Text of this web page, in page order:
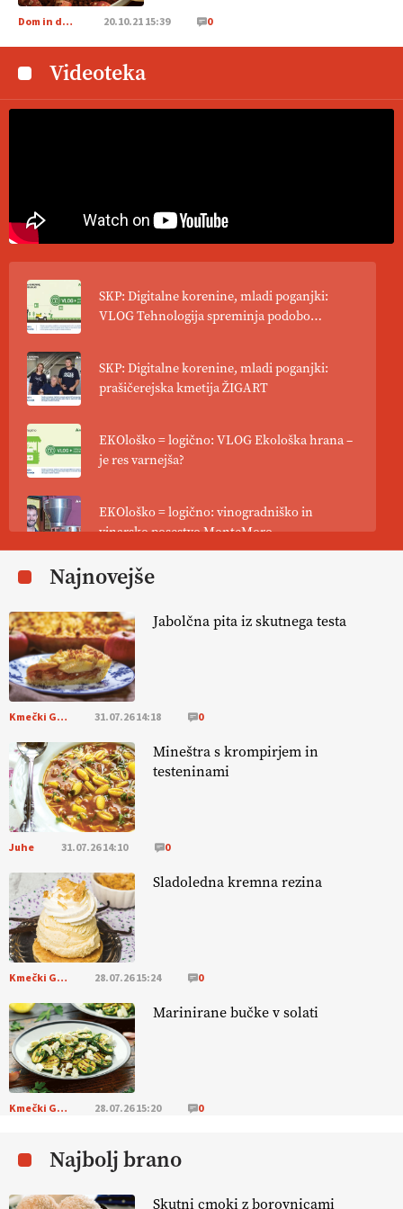
doma in v tujini
. Zato je ekološka pridelava odlična priložnost
za slovenske vinarje
. VEČ
https://t.co/XAe9EbeAbK
@EUAgri #IMCAP #CAP https://t.co/01qpoeLyNP
[EKOloško = LOGIČNO ]
Ekološka reja kokoši skrbi za
https://t.co/PX49GVsP1M @EUAgri #IMCAP #CAP
https://t.co/a1xatzEeid
Dom in družina 20.10.21 15:39 0
Videoteka
SKP: Digitalne korenine, mladi poganjki:
VLOG Tehnologija spreminja podobo
SKP: Digitalne korenine, mladi poganjki:
prašičerejska kmetija ŽIGART
EKOloško = logično: VLOG Ekološka hrana –
je res varnejša?
EKOloško = logično: vinogradniško in
vinarsko posestvo MonteMoro
EKOloško = logično: ekološka kmetija
EKOloško = logično: ekološka kmetija
HOMAR
EKOloško = logično: VLOG Ekološko
kmetijstvo brez škropljenja?
EKOloško = logično: ekološka kmetija
ALTENBAHER
EKOloško = logično: ekološko oljarstvo
MORGAN
EKOloško = logično: ekološka kmetija
FREŠER
KMETIJSKA LIGA PRVAKOV: POMLADITEV
KMETIJSKE EKIPE
KMETIJSKA LIGA PRVAKOV: UKRAJINA vs.
EVROPA
EKOloško = logično: ekološka kmetija
Najnovejše
Jabolčna pita iz skutnega testa
Kmečki Glas 31.07.26 14:18 0
Mineštra s krompirjem in
testeninami
Juhe 31.07.26 14:10 0
Sladoledna kremna rezina
Kmečki Glas 28.07.26 15:24 0
Marinirane bučke v solati
Kmečki Glas 28.07.26 15:20 0
Najbolj brano
Skutni cmoki z borovnicami